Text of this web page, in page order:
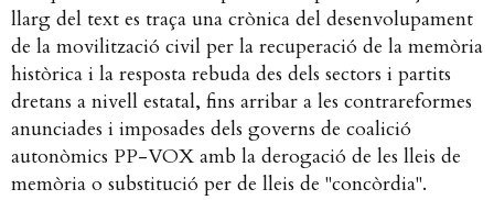
llarg del text es traça una crònica del desenvolupament
de la movilització civil per la recuperació de la memòria
històrica i la resposta rebuda des dels sectors i partits
dretans a nivell estatal, fins arribar a les contrareformes
anunciades i imposades dels governs de coalició
autonòmics PP-VOX amb la derogació de les lleis de
memòria o substitució per de lleis de "concòrdia".